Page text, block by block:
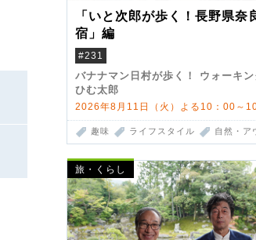
「いと次郎が歩く！長野県奈
宿」編
#231
バナナマン日村が歩く！ ウォーキン
ひむ太郎
2026年8月11日（火）よる10：00～
趣味 ライフスタイル 自然・ア
旅・くらし